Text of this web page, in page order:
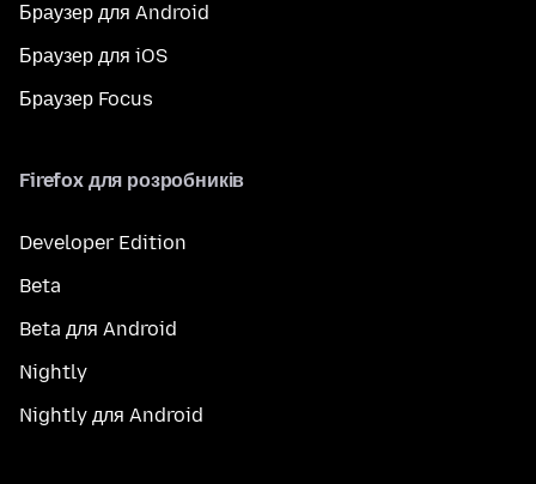
Браузер для Android
Браузер для iOS
Браузер Focus
Firefox для розробників
Developer Edition
Beta
Beta для Android
Nightly
Nightly для Android